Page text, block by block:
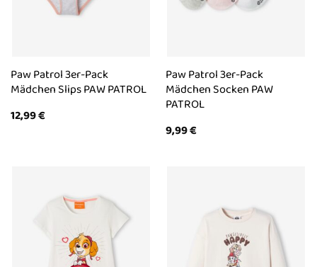
Paw Patrol 3er-Pack
Mädchen Slips PAW PATROL
12,99€
Paw Patrol 3er-Pack
Mädchen Socken PAW
PATROL
9,99€